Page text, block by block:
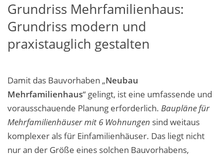
Grundriss Mehrfamilienhaus:
Grundriss modern und
praxistauglich gestalten
Damit das Bauvorhaben „Neubau
Mehrfamilienhaus“ gelingt, ist eine umfassende und
vorausschauende Planung erforderlich. Baupläne für
Mehrfamilienhäuser mit 6 Wohnungen sind weitaus
komplexer als für Einfamilienhäuser. Das liegt nicht
nur an der Größe eines solchen Bauvorhabens,